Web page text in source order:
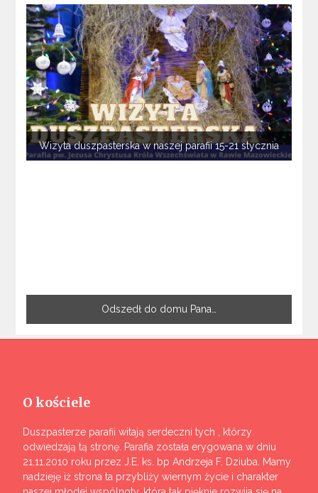
Wizyta duszpasterska w naszej parafii 15-21 stycznia
Odszedł do domu Pana…
O kościele
Duszpasterze parafii witają serdeczni tych , którzy
odwiedzają tą stronę. Parafia została erygowana w dniu
21.11.2010 roku przez J.E. ks. bp Andrzeja F. Dziuba. Mamy
nadzieję iż strona ta przybliży wiernym życie i charakter